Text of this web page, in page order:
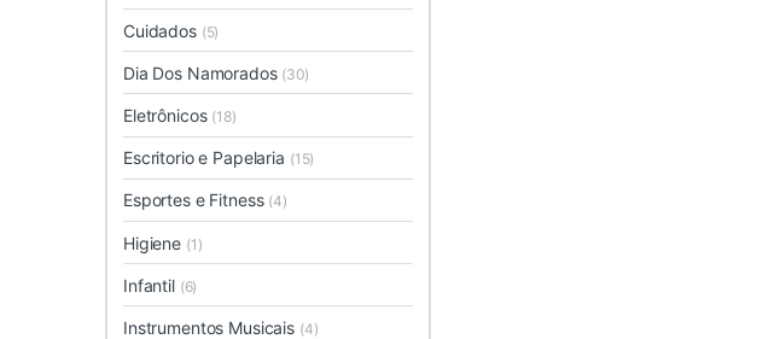
Cuidados (5)
Dia Dos Namorados (30)
Eletrônicos (18)
Escritorio e Papelaria (15)
Esportes e Fitness (4)
Higiene (1)
Infantil (6)
Instrumentos Musicais (4)